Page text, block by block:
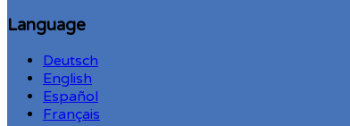
Language
Deutsch
English
Español
Français